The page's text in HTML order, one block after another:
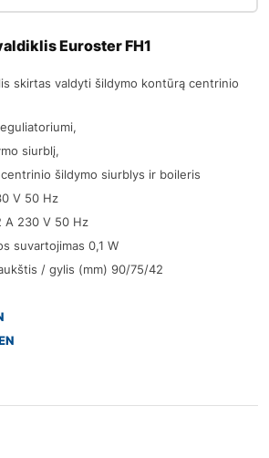
Euroster FH1
skirtas valdyti šildymo kontūrą centrinio
siurblį,
šildymo siurblys ir boileris
V 50 Hz
A 230 V 50 Hz
suvartojimas 0,1 W
/ gylis (mm) 90/75/42